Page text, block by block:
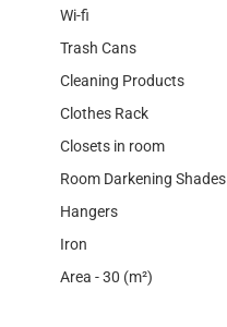
Wi-fi
Trash Cans
Cleaning Products
Clothes Rack
Closets in room
Room Darkening Shades
Hangers
Iron
Area - 30 (m²)